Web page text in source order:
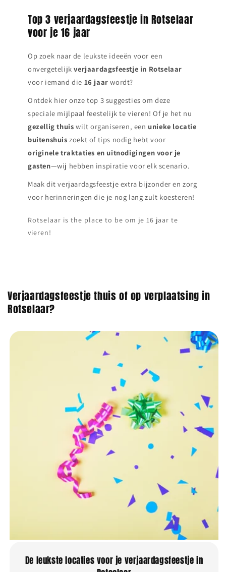
Top 3 verjaardagsfeestje in Rotselaar
voor je 16 jaar
Op zoek naar de leukste ideeën voor een
onvergetelijkverjaardagsfeestje in Rotselaar
voor iemand die 16 jaar wordt?
Ontdek hier onze top 3 suggesties om deze
speciale mijlpaal feestelijk te vieren! Of je het nu
gezellig thuis wilt organiseren, een unieke locatie
buitenshuis zoekt of tips nodig hebt voor
originele traktaties en uitnodigingen voor je
gasten—wij hebben inspiratie voor elk scenario.
Maak dit verjaardagsfeestje extra bijzonder en zorg
voor herinneringen die je nog lang zult koesteren!
Rotselaar is the place to be om je 16 jaar te
vieren!
Verjaardagsfeestje thuis of op verplaatsing in
Rotselaar?
De leukste locaties voor je verjaardagsfeestje in